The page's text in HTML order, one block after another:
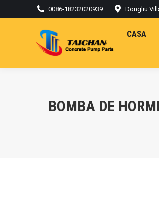
0086-18232020939 Dongliu
CASA
BOMBA DE